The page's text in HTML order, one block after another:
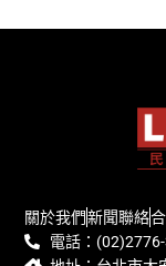
關於我們新聞聯絡
電話：